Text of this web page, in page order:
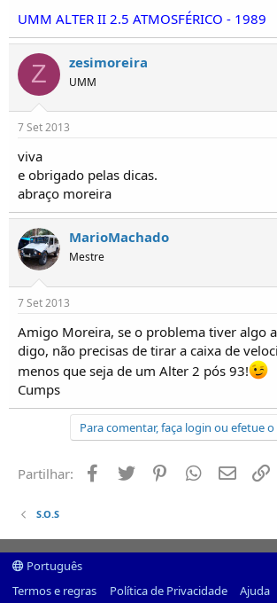
UMM ALTER II 2.5 ATMOSFÉRICO - 1989
Z zesimoreira
UMM
7 Set 2013
viva
e obrigado pelas dicas.
abraço moreira
MarioMachado
Mestre
7 Set 2013
Amigo Moreira, se o problema tiver algo
digo, não precisas de tirar a caixa de
menos que seja de um Alter 2 pós 93!
Cumps
Para comentar, faça login ou efetue
Partilhar: Facebook
Twitter PinterestWhatsapp
Email
S.O.S
Português
Termos e regras
Política de Privacidade Ajuda